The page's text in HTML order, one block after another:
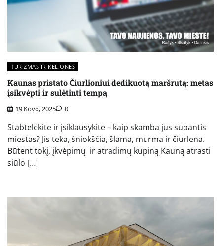
TURIZMAS IR KELIONĖS
Kaunas pristato Čiurlioniui dedikuotą maršrutą: metas
įsikvėpti ir sulėtinti tempą
19 Kovo, 2025 0
Stabtelėkite ir įsiklausykite – kaip skamba jus supantis
miestas? Jis teka, šniokščia, šlama, murma ir čiurlena.
Būtent tokį, įkvėpimų ir atradimų kupiną Kauną atrasti
siūlo […]